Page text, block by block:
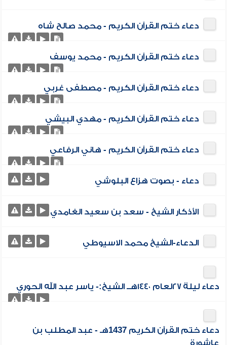
دعاء ختم القرآن الكريم - محمد صالح شاه
دعاء ختم القرآن الكريم - محمد يوسف
دعاء ختم القرآن الكريم - مصطفى غربي
دعاء ختم القرآن الكريم - مهدي البيشي
دعاء ختم القرآن الكريم - هاني الرفاعي
دعاء - بصوت هزاع البلوشي
الأذكار الشيخ - سعد بن سعيد الغامدي
الدعاء-الشيخ محمد الاسيوطي
دعاء ليلة ٢٧لعام ١٤٤٠هــ الشيخ:- ياسر عبد الله الحوري
دعاء ختم القرآن الكريم 1437هـ - عبد المطلب بن
عاشورة